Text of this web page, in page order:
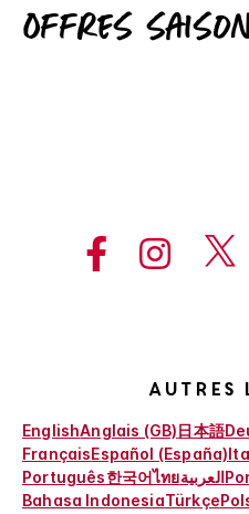
Offres
Autres
EnglishAnglais (GB)日本語
FrançaisEspañol (España)
Português한국어ไทยالعربية
Bahasa IndonesiaTürkçe